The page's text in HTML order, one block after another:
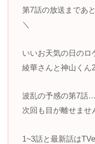
第7話の放送まであ
＼
いいお天気の日のロ
綾華さんと神山くん
波乱の予感の第7話…
次回も目が離せま
1~3話と最新話は